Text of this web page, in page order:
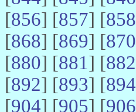
[856] [857] [858
[868] [869] [870
[880] [881] [882
[892] [893] [894
[904] [905] [906